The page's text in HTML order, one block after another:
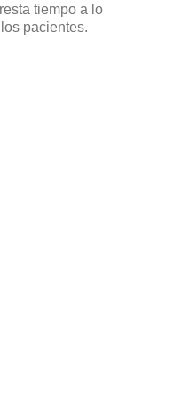
tiempo a lo
pacientes.